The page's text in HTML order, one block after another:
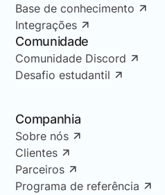
Base de conhecimento
Integrações
Comunidade
Comunidade Discord
Desafio estudantil
Companhia
Sobre nós
Clientes
Parceiros
Programa de referência